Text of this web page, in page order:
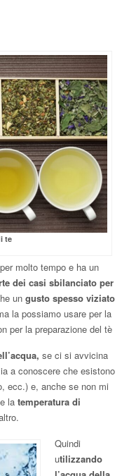
te
molto tempo e ha un
dei casi sbilanciato per
un gusto spesso viziato
la possiamo usare per la
per la preparazione del tè
se ci si avvicina
a conoscere che esistono
ecc.) e, anche se non mi
la temperatura di
Quindi
utilizzando